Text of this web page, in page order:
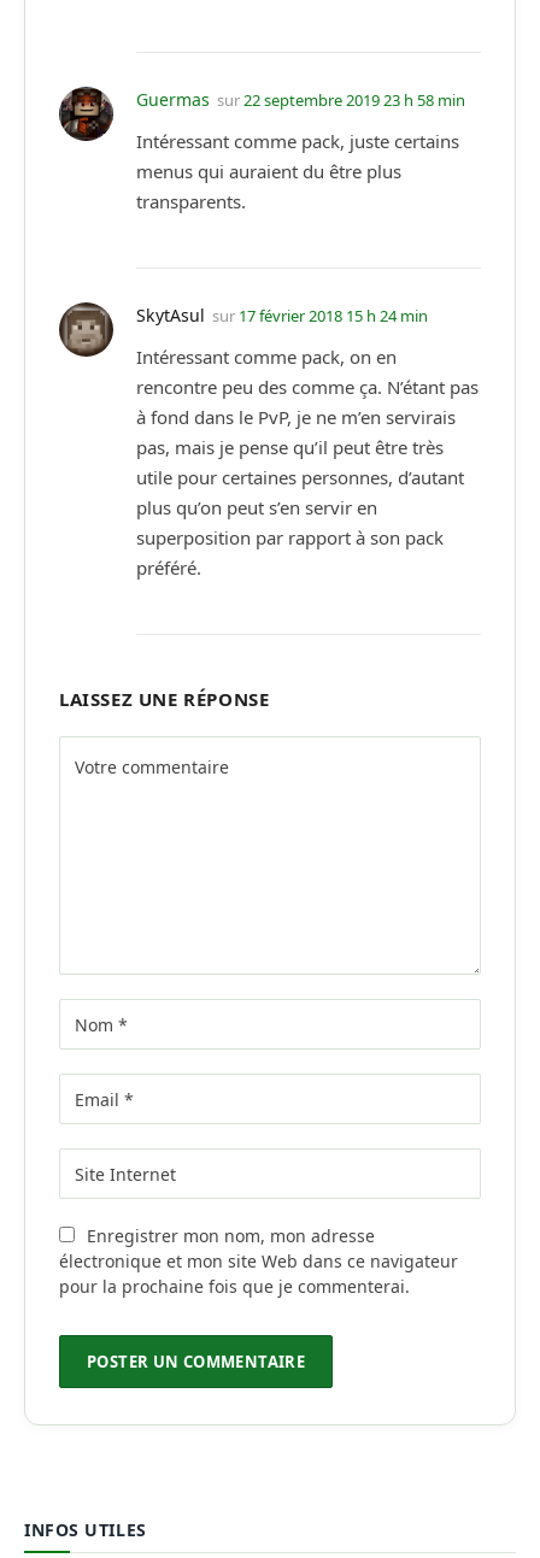
Guermas sur22 septembre 2019 23 h 58 min
Intéressant comme pack, juste certains
menus qui auraient du être plus
transparents.
SkytAsul sur 17 février 2018 15 h 24 min
Intéressant comme pack, on en
rencontre peu des comme ça. N’étant pas
à fond dans le PvP, je ne m’en servirais
pas, mais je pense qu’il peut être très
utile pour certaines personnes, d’autant
plus qu’on peut s’en servir en
superposition par rapport à son pack
préféré.
LAISSEZ UNE RÉPONSE
Enregistrer mon nom, mon adresse
électronique et mon site Web dans ce navigateur
pour la prochaine fois que je commenterai.
INFOS UTILES